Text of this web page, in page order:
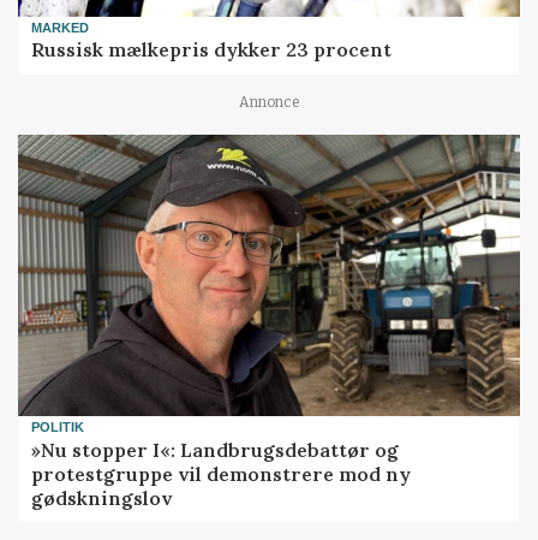
MARKED
Russisk mælkepris dykker 23 procent
Annonce
POLITIK
»Nu stopper I«: Landbrugsdebattør og
protestgruppe vil demonstrere mod ny
gødskningslov